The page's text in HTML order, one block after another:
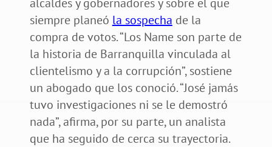
siempre planeó la sospecha de la
compra de votos. “Los Name son parte de
la historia de Barranquilla vinculada al
clientelismo y a la corrupción”, sostiene
un abogado que los conoció. “José jamás
tuvo investigaciones ni se le demostró
nada”, afirma, por su parte, un analista
que ha seguido de cerca su trayectoria.